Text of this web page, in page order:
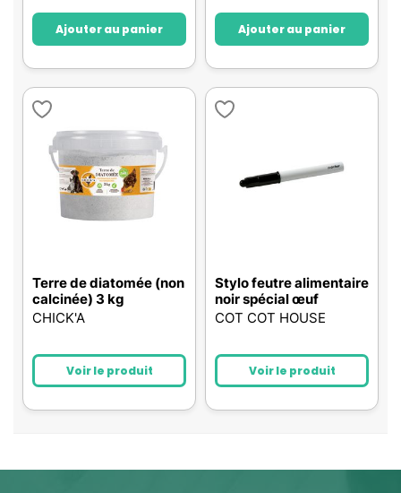
Ajouter au panier Ajouter au panier
Terre de diatomée (non
calcinée) 3 kg
CHICK'A
Voir le produit
Stylo feutre alimentaire
noir spécial œuf
COT COT HOUSE
Voir le produit